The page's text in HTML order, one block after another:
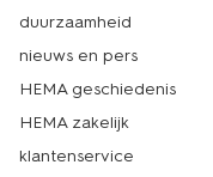
duurzaamheid
nieuws en pers
HEMA geschiedenis
HEMA zakelijk
klantenservice